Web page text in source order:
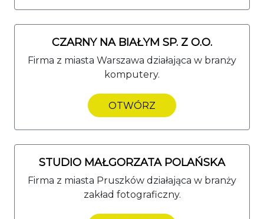
CZARNY NA BIAŁYM SP. Z O.O.
Firma z miasta Warszawa działająca w branży
komputery.
OTWÓRZ
STUDIO MAŁGORZATA POLAŃSKA
Firma z miasta Pruszków działająca w branży
zakład fotograficzny.